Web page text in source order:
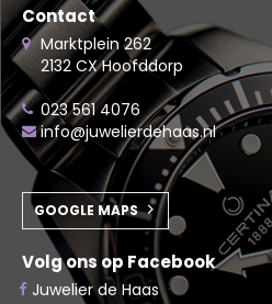
Contact
Marktplein 262
2132 CX Hoofddorp
023 561 4076
info@juwelierdehaas.nl
GOOGLE MAPS
Volg ons op Facebook
Juwelier de Haas